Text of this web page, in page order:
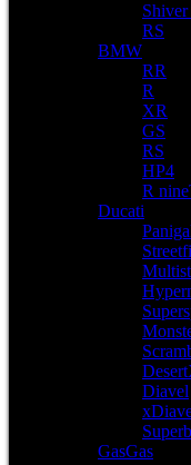
RS
BMW
RR
R
XR
GS
RS
HP4
R
Ducati
Diavel
GasGas